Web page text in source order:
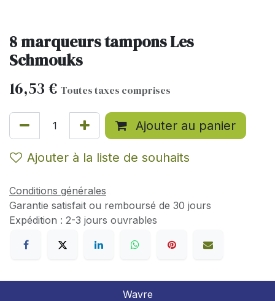
8 marqueurs tampons Les
Schmouks
16,53 € Toutes taxes comprises
Ajouter au panier
Ajouter à la liste de souhaits
Conditions générales
Garantie satisfait ou remboursé de 30 jours
Expédition : 2-3 jours ouvrables
Wavre